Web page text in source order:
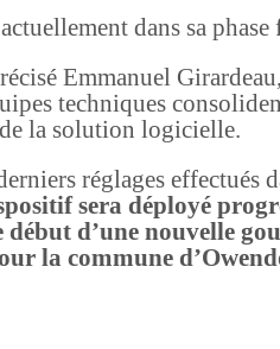
dans sa phase
Emmanuel
techniques
la solution logicielle.
réglages effectués
sera déployé
d’une nouvelle
la commune